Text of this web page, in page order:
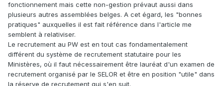
fonctionnement mais cette non-gestion prévaut aussi dans
plusieurs autres assemblées belges. A cet égard, les "bonnes
pratiques" auxquelles il est fait référence dans l'article me
semblent à relativiser.
Le recrutement au PW est en tout cas fondamentalement
différent du système de recrutement statutaire pour les
Ministères, où il faut nécessairement être lauréat d'un examen de
recrutement organisé par le SELOR et être en position "utile" dans
la réserve de recrutement qui s'en suit.